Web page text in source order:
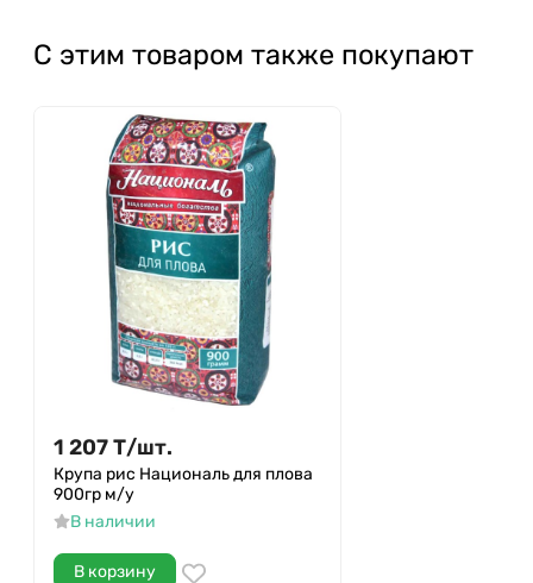
С этим товаром также покупают
1 207Т/шт.
Крупа рис Националь для плова
900гр м/у
В наличии
В корзину